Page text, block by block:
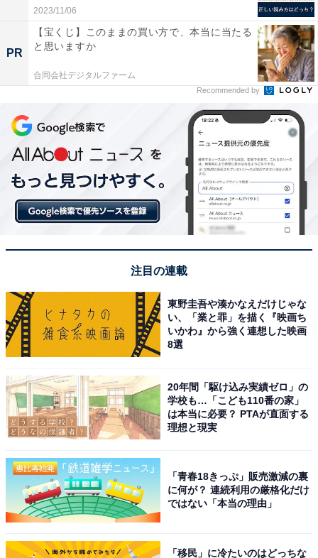
ハンズフリーテールゲートと呼ばれる機能を体感する錦織圭選手。キーを携
行していればリヤバンパー下に足を入れることでテールゲートが自動的に開
ほかにも、運転席から天井付近に軽く手を振るだけでパ
ノラミックサンルーフの開閉ができる「ジェスチャー・
ルーフブラインド」など、最新技術も盛り込まれた。
態）の565Lから、後席背もたれを両方倒した状態の最大1700Lまで確保さ
れている
2023/11/06
PR
【宝くじ】このままの買い方で、本当に当たる
と思いますか
合同会社デジタルファーム
Recommended by
注目の連載
東野圭吾や湊かなえだけじゃな
い、「業と罪」を描く『映画ち
いかわ』から強く連想した映画
8選
20年間「駆け込み実績ゼロ」の
学校も…「こども110番の家」
は本当に必要？ PTAが直面する
理想と現実
「青春18きっぷ」販売激減の裏
に何が？ 連続利用の厳格化だけ
ではない「本当の理由」
「移民」に冷たいのはどっちな